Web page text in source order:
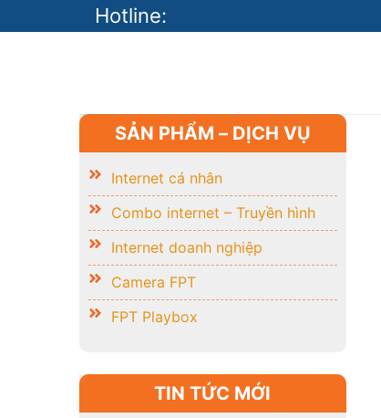
to
Hotline:
SẢN PHẨM – DỊCH VỤ
Internet cá nhân
Combo internet – Truyền hình
Internet doanh nghiệp
Camera FPT
FPT Playbox
TIN TỨC MỚI